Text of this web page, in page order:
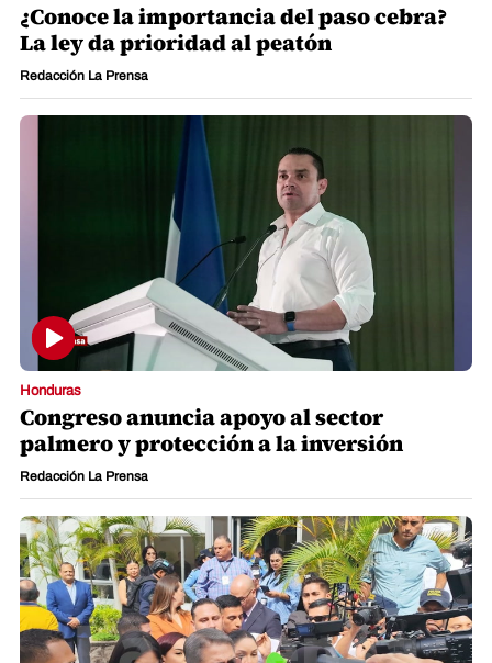
¿Conoce la importancia del paso cebra?
La ley da prioridad al peatón
Redacción La Prensa
Honduras
Congreso anuncia apoyo al sector
palmero y protección a la inversión
Redacción La Prensa